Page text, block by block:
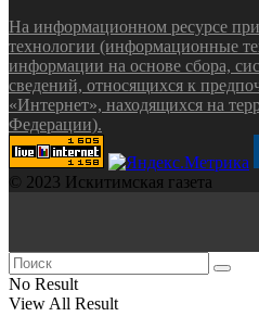
На информационном ресурсе
технологии (информационные
информации на основе сбора,
сведений, относящихся к
«Интернет», находящихся на
Федерации).
© 2023 Искитимская газета
No Result
View All Result